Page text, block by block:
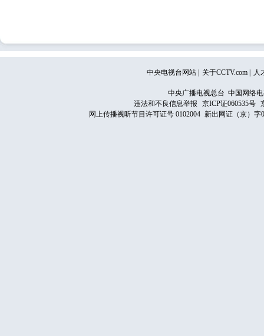
中央电视台网站 关于CCTV.com 人
中央广播电视总台 中国网络
违法和不良信息举报
京ICP证060535号
网上传播视听节目许可证号 0102004 新出网证（京）